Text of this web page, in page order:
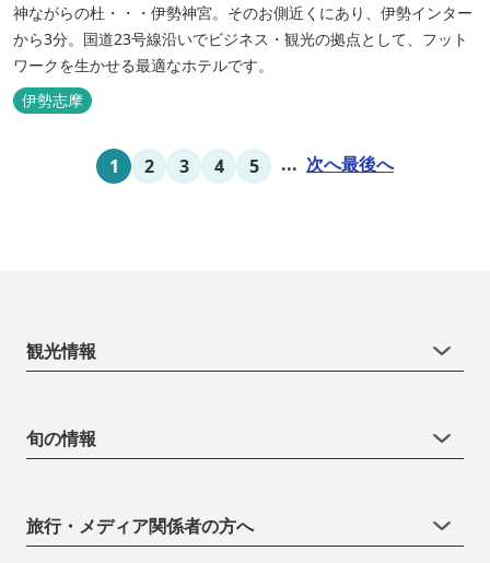
神ながらの杜・・・伊勢神宮。そのお側近くにあり、伊勢インター
から3分。国道23号線沿いでビジネス・観光の拠点として、フット
ワークを生かせる最適なホテルです。
伊勢志摩
1 2 3 4 5 ... 次へ最後へ
観光情報
旬の情報
旅行・メディア関係者の方へ